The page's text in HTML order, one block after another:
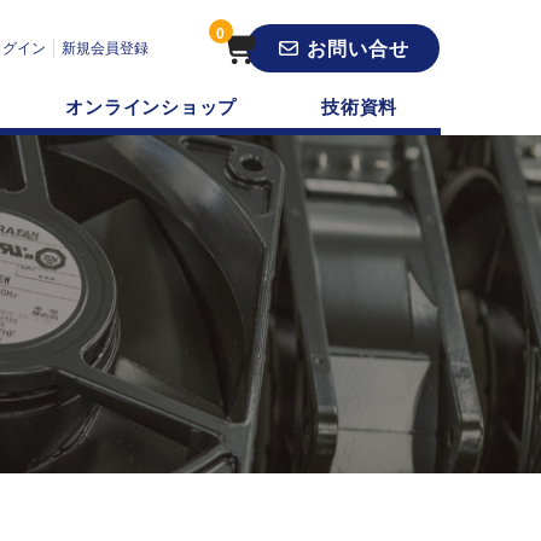
グイン 新規会員登録
0
お問い合せ
オンラインショップ 技術資料